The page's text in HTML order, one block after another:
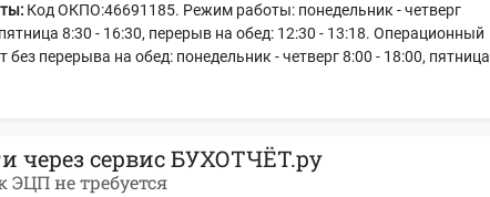
Код ОКПО:46691185. Режим работы: понедельник - четверг
8:30 - 16:30, перерыв на обед: 12:30 - 13:18. Операционный
без перерыва на обед: понедельник - четверг 8:00 - 18:00, пятница
через сервис БУХОТЧЁТ.ру
ЭЦП не требуется